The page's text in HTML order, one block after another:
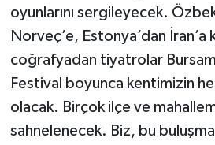
oyunlarını sergileyecek.
Norveç’e, Estonya’dan İran’a
coğrafyadan tiyatrolar
Festival boyunca kentimizin
olacak. Birçok ilçe ve
sahnelenecek. Biz, bu